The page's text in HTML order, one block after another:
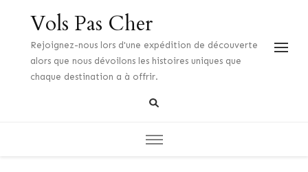
Vols Pas Cher
Rejoignez-nous lors d'une expédition de découverte
alors que nous dévoilons les histoires uniques que
chaque destination a à offrir.